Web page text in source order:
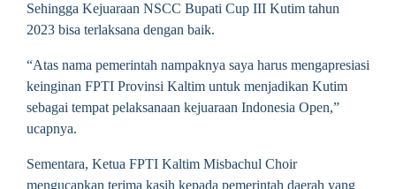
Sehingga Kejuaraan NSCC Bupati Cup III Kutim tahun
2023 bisa terlaksana dengan baik.
“Atas nama pemerintah nampaknya saya harus mengapresiasi
keinginan FPTI Provinsi Kaltim untuk menjadikan Kutim
sebagai tempat pelaksanaan kejuaraan Indonesia Open,”
ucapnya.
Sementara, Ketua FPTI Kaltim Misbachul Choir
mengucapkan terima kasih kepada pemerintah daerah yang